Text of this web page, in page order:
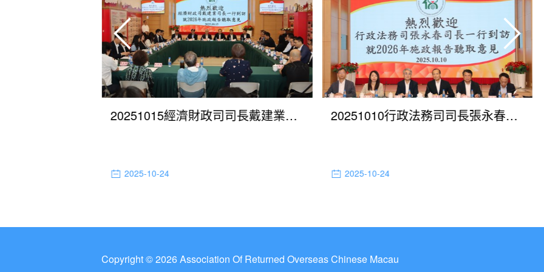
20251015經濟財政司司長戴建業就編製2026年度施政方針聽取歸僑總會意見
2025-10-24
20251010行政法務司司長張永春就制定2026年施政方針聽取歸僑總會意見
2025-10-24
Copyright © 2026 Association Of Returned Overseas Chinese Macau